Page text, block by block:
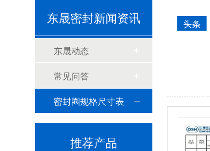
头条
东晟密封新闻资讯
东晟动态
常见问答
密封圈规格尺寸表
推荐产品
组合双唇骨架油封密封圈